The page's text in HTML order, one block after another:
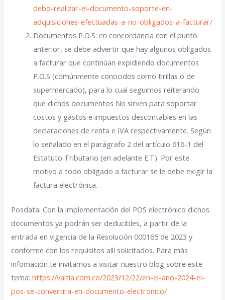
debo-realizar-el-documento-soporte-en-
adquisiciones-efectuadas-a-no-obligados-a-facturar/
Documentos P.O.S: en concordancia con el punto
anterior, se debe advertir que hay algunos obligados
a facturar que continúan expidiendo documentos
P.O.S (comúnmente conocidos como tirillas o de
supermercado), para lo cual seguimos reiterando
que dichos documentos No sirven para soportar
costos y gastos e impuestos descontables en las
declaraciones de renta e IVA respectivamente. Según
lo señalado en el parágrafo 2 del artículo 616-1 del
Estatuto Tributario (en adelante E.T). Por este
motivo a todo obligado a facturar se le debe exigir la
factura electrónica.
Posdata: Con la implementación del POS electrónico dichos
documentos ya podrán ser deducibles, a partir de la
entrada en vigencia de la Resolución 000165 de 2023 y
conforme con los requisitos allí solicitados. Para más
infomación te invitamos a visitar nuestro blog sobre este
tema:https://valtia.com.co/2023/12/22/en-el-ano-2024-el-
pos-se-convertira-en-documento-electronico/